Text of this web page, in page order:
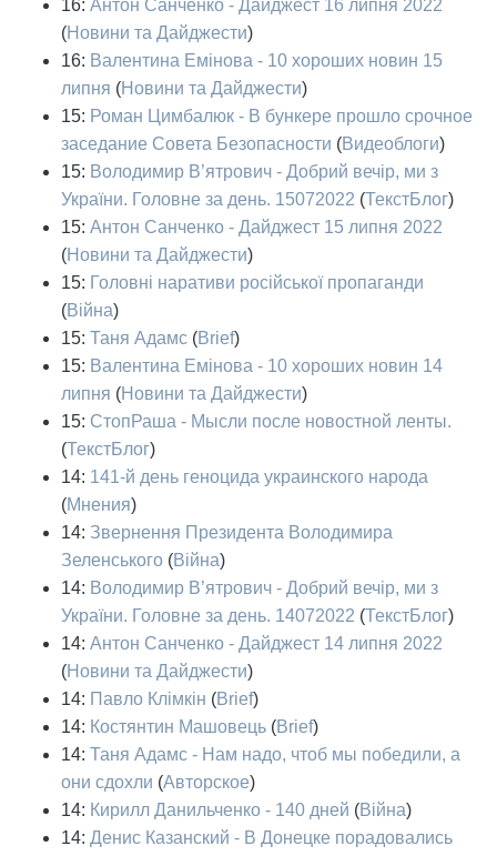
16: Антон Санченко - Дайджест 16 липня 2022
(Новини та Дайджести)
16: Валентина Емінова - 10 хороших новин 15
липня (Новини та Дайджести)
15: Роман Цимбалюк - В бункере прошло срочное
заседание Совета Безопасности (Видеоблоги)
15: Володимир В’ятрович - Добрий вечір, ми з
України. Головне за день. 15072022 (ТекстБлог)
15: Антон Санченко - Дайджест 15 липня 2022
(Новини та Дайджести)
15: Головні наративи російської пропаганди
(Війна)
15: Таня Адамс (Brief)
15: Валентина Емінова - 10 хороших новин 14
липня (Новини та Дайджести)
15: СтопРаша - Мысли после новостной ленты.
(ТекстБлог)
14: 141-й день геноцида украинского народа
(Мнения)
14: Звернення Президента Володимира
Зеленського (Війна)
14: Володимир В’ятрович - Добрий вечір, ми з
України. Головне за день. 14072022 (ТекстБлог)
14: Антон Санченко - Дайджест 14 липня 2022
(Новини та Дайджести)
14: Павло Клімкін (Brief)
14: Костянтин Машовець (Brief)
14: Таня Адамс - Нам надо, чтоб мы победили, а
они сдохли (Авторское)
14: Кирилл Данильченко - 140 дней (Війна)
14: Денис Казанский - В Донецке порадовались